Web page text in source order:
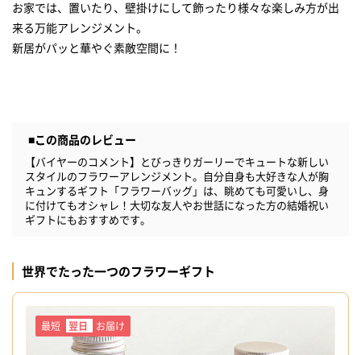
お家では、置いたり、壁掛けにして飾ったり様々な楽しみ方が出
来る万能アレンジメント。
新居がパッと華やぐ素敵空間に！
■この商品のレビュー
【バイヤーのコメント】とびっきりガーリーでキュートな新しい
スタイルのフラワーアレンジメント。自分自身も大好きな人が胸
キュンするギフト「フラワーバッグ」は、眺めても可愛いし、身
に付けてもオシャレ！大切な友人やお世話になった方の結婚祝い
ギフトにもおすすめです。
世界でたった一つのフラワーギフト
最短 翌日 お届け